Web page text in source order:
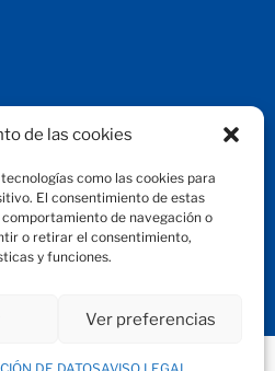
de las cookies
como las cookies para
El consentimiento de estas
de navegación o
o retirar el consentimiento,
y funciones.
Ver preferencias